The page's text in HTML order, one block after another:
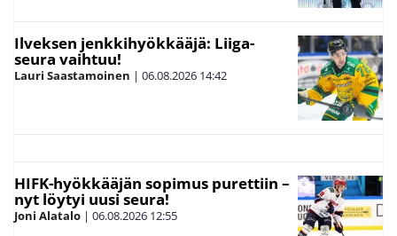
Ilveksen jenkkihyökkääjä: Liiga-
seura vaihtuu!
Lauri Saastamoinen | 06.08.2026 14:42
HIFK-hyökkääjän sopimus purettiin –
nyt löytyi uusi seura!
Joni Alatalo | 06.08.2026 12:55